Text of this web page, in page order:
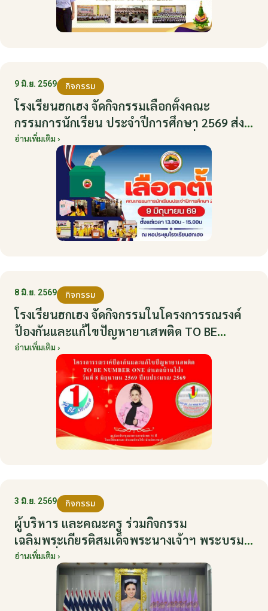
9 มิ.ย. 2569 กิจกรรม
โรงเรียนฮกเฮง จัดกิจกรรมเลือกตั้งคณะ
กรรมการนักเรียน ประจำปีการศึกษา 2569 ส่ง
เสริมประชาธิปไตยในโรงเรียน วันที่ 9 มิถุนายน
อ่านเพิ่มเติม ›
8 มิ.ย. 2569 กิจกรรม
โรงเรียนฮกเฮง จัดกิจกรรมในโครงการรณรงค์
ป้องกันและแก้ไขปัญหายาเสพติด TO BE
NUMBER ONE อำเภอบ้านโป่ง ปีงบประมาณ
2569 ให้กับนักเรียนแกนนำ ในวันที่ 8 มิถุนายน
อ่านเพิ่มเติม ›
3 มิ.ย. 2569 กิจกรรม
ผู้บริหาร และคณะครู ร่วมกิจกรรม
เฉลิมพระเกียรติสมเด็จพระนางเจ้าฯ พระบรม
ราชินี เนื่องในโอกาสวันเฉลิมพระชนมพรรษา
กับหน่วยงานอำเภอเมืองบ้านโป่ง ณ ศาลา
ประชาคมริมน้ำ วันที่ 3 มิถุนายน 2569
อ่านเพิ่มเติม ›